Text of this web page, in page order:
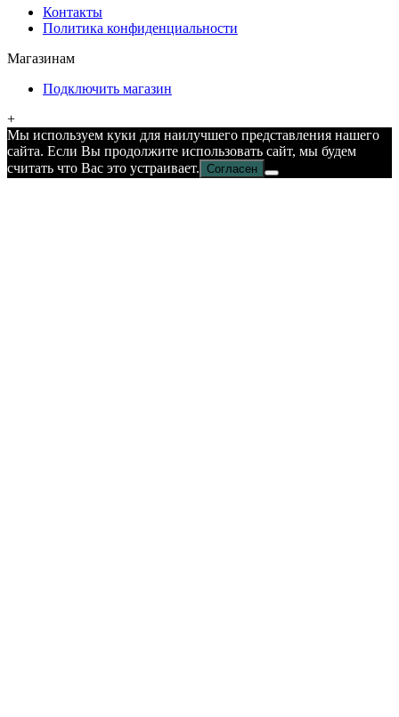
Контакты
Политика конфиденциальности
Магазинам
Подключить магазин
+
Мы используем куки для наилучшего представления нашего
сайта. Если Вы продолжите использовать сайт, мы будем
считать что Вас это устраивает. Согласен